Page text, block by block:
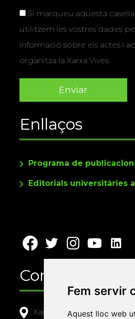
Fem servir
Aquest lloc web
Si marqueu aquesta
utilitzem les vostres dades
informació sobre els actes i
organitza la Xarxa Vives.
Enllaços
Programa de
Editorials universitàries
Contacte
Xarxa Vives d'Universitats